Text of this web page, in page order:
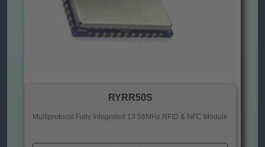
RYRR50S
Multiprotocol Fully Integrated 13.56MHz RFID & NFC Module